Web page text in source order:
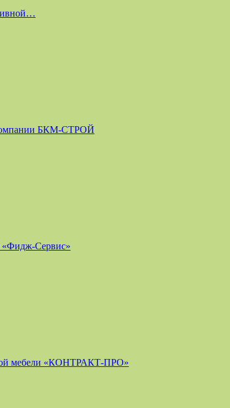
компании БКМ-СТРОЙ
«Фидж-Сервис»
мебели «КОНТРАКТ-ПРО»